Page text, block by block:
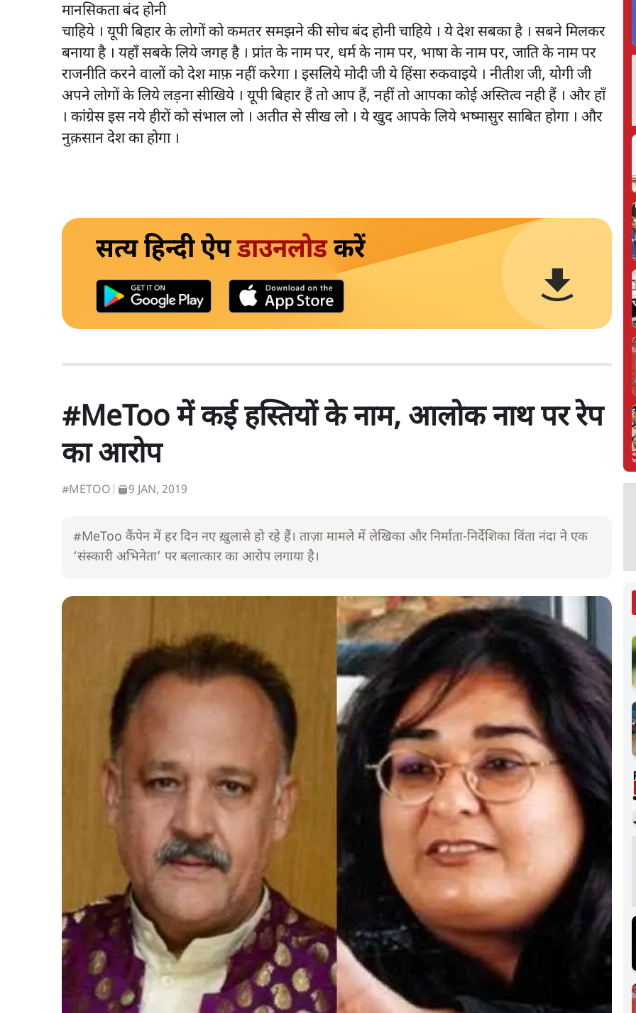
मानसिकता बंद होनी
चाहिये । यूपी बिहार के लोगों को कमतर समझने की सोच बंद होनी चाहिये । ये देश सबका है । सबने मिलकर
बनाया है । यहाँ सबके लिये जगह है । प्रांत के नाम पर, धर्म के नाम पर, भाषा के नाम पर, जाति के नाम पर
राजनीति करने वालों को देश माफ़ नहीं करेगा । इसलिये मोदी जी ये हिंसा रुकवाइये । नीतीश जी, योगी जी
अपने लोगों के लिये लड़ना सीखिये । यूपी बिहार हैं तो आप हैं, नहीं तो आपका कोई अस्तित्व नही हैं । और हाँ
। कांग्रेस इस नये हीरों को संभाल लो । अतीत से सीख लो । ये खुद आपके लिये भष्मासुर साबित होगा । और
नुक़सान देश का होगा ।
सत्य हिन्दी ऐपडाउनलोडकरें
#MeToo में कई हस्तियों के नाम, आलोक नाथ पर रेप
का आरोप
#METOO 9 JAN, 2019
#MeToo कैंपेन में हर दिन नए ख़ुलासे हो रहे हैं। ताज़ा मामले में लेखिका और निर्माता-निर्देशिका विंता नंदा ने एक
‘संस्कारी अभिनेता’ पर बलात्कार का आरोप लगाया है।